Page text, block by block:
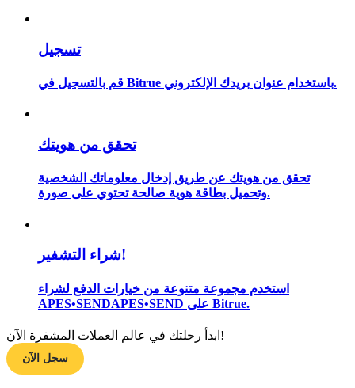
دليل المبتدئين للعقود الآجلة
استراتيجيات التداول
تعلم كيفية البقاء مربحة
تسجيل
قم بالتسجيل في Bitrue باستخدام عنوان بريدك الإلكتروني.
تحقق من هويتك
تحقق من هويتك عن طريق إدخال معلوماتك الشخصية
وتحميل بطاقة هوية صالحة تحتوي على صورة.
شراء التشفير!
استخدم مجموعة متنوعة من خيارات الدفع لشراء
APES•SENDAPES•SEND على Bitrue.
ابدأ رحلتك في عالم العملات المشفرة الآن!
سجل الآن